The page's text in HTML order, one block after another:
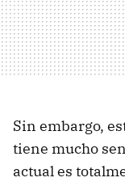
Sin embargo,
tiene mucho
actual es